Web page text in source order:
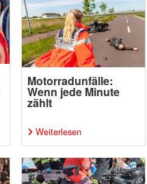
Motorradunfälle:
Wenn jede Minute
zählt
Weiterlesen